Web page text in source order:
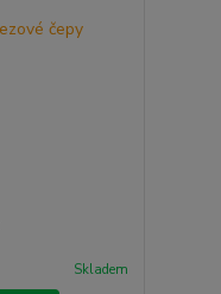
Skladem